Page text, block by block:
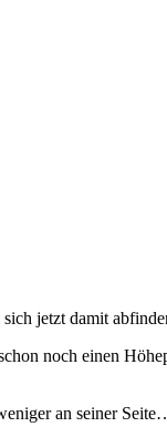
jetzt damit
noch einen
an seiner